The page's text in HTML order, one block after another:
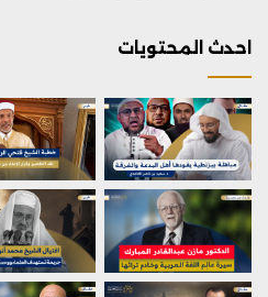
احدث المحتويات